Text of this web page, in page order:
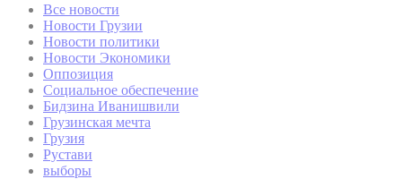
Все новости
Новости Грузии
Новости политики
Новости Экономики
Оппозиция
Социальное обеспечение
Бидзина Иванишвили
Грузинская мечта
Грузия
Рустави
выборы